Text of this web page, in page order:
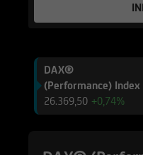
DAX®
(Performance) Index
26.369,50 +0,74%